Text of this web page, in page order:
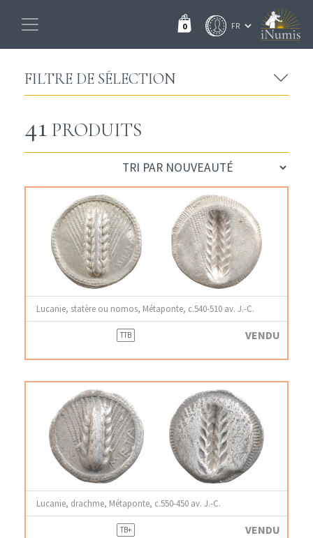
0
FILTRE DE SÉLECTION
41 PRODUITS
Lucanie, statère ou nomos, Métaponte, c.540-510 av. J.-C.
TTB VENDU
Lucanie, drachme, Métaponte, c.550-450 av. J.-C.
TB+ VENDU